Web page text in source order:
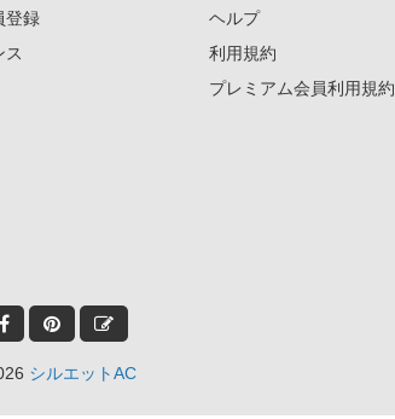
登録
ス
ヘルプ
利用規約
プレミアム会員利用規約
シルエットAC